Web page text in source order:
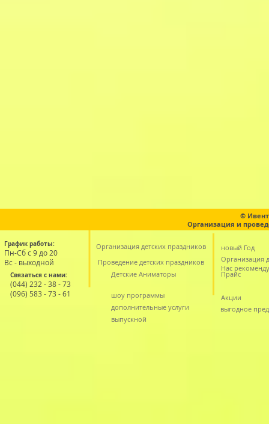
©
Организация и
График работы:
Пн-Сб с 9 до 20
Вс - выходной
Организация детских праздников
новый Год
Проведение детских праздников
выгодное
Связаться с нами:
(044) 232 - 38 - 73
(096) 583 - 73 - 61
Детские Аниматоры
шоу программы
дополнительные услуги
Организация
Нас
Прайс
Акции
выпускной